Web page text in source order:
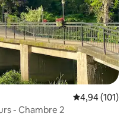
Évaluation
4,94 (101)
- Chambre 2